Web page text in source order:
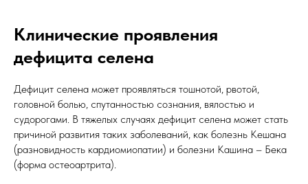
Клинические проявления
дефицита селена
Дефицит селена может проявляться тошнотой, рвотой,
головной болью, спутанностью сознания, вялостью и
судорогами. В тяжелых случаях дефицит селена может стать
причиной развития таких заболеваний, как болезнь Кешана
(разновидность кардиомиопатии) и болезни Кашина – Бека
(форма остеоартрита).